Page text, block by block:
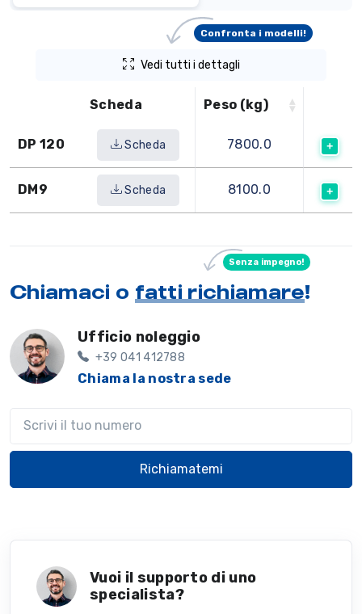
Vedi tutti i dettagli
Confronta i modelli!
Scheda Peso (kg)
DP 120 Scheda 7800.0
DM9 Scheda 8100.0
Chiamaci o fatti richiamare!
Senza impegno!
Ufficio noleggio
+39 041 412788
Chiama la nostra sede
Richiamatemi
Vuoi il supporto di uno
specialista?